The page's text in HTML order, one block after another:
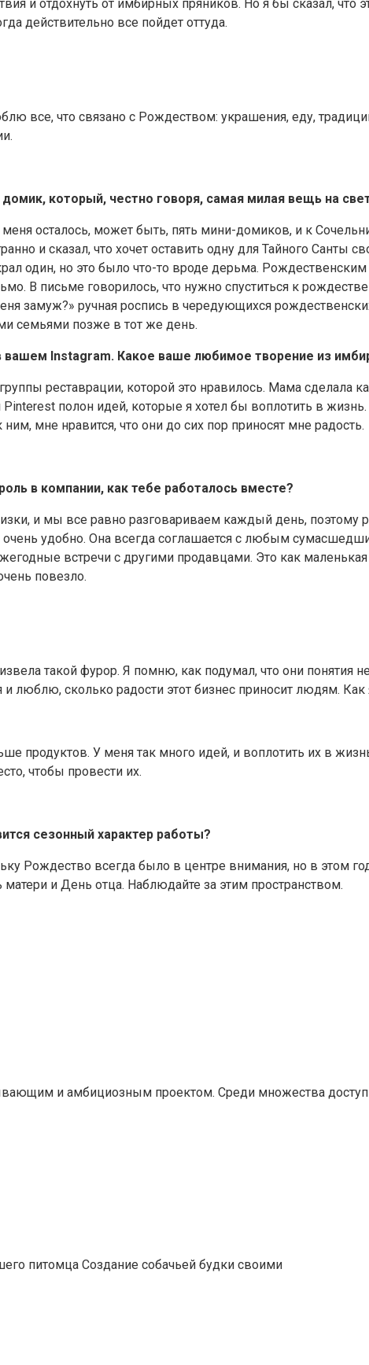
и отдохнуть от имбирных пряников. Но я бы сказал,
действительно все пойдет оттуда.
все, что связано с Рождеством: украшения, еду,
который, честно говоря, самая милая вещь на
осталось, может быть, пять мини-домиков, и к
и сказал, что хочет оставить одну для Тайного Санты
один, но это было что-то вроде дерьма.
В письме говорилось, что нужно спуститься к
замуж?» ручная роспись в чередующихся
семьями позже в тот же день.
Instagram. Какое ваше любимое творение из
реставрации, которой это нравилось. Мама сделала
полон идей, которые я хотел бы воплотить в
мне нравится, что они до сих пор приносят мне радость.
в компании, как тебе работалось вместе?
и мы все равно разговариваем каждый день, поэтому
очень удобно. Она всегда соглашается с любым
встречи с другими продавцами. Это как
повезло.
такой фурор. Я помню, как подумал, что они понятия
люблю, сколько радости этот бизнес приносит людям. Как
продуктов. У меня так много идей, и воплотить их в
чтобы провести их.
сезонный характер работы?
Рождество всегда было в центре внимания, но в этом
и День отца. Наблюдайте за этим пространством.
и амбициозным проектом. Среди множества
питомца Создание собачьей будки своими